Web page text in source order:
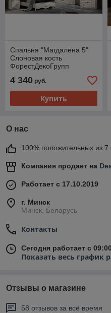
Спальня "Магдалена 5"
Слоновая кость
ФорестДекоГрупп
4 340 руб.
Купить
О нас
100% положительных из 7
Компания продает на
Работает с 17.10.2019
г. Минск
Минск, Беларусь
Контакты
Сегодня работает с
Показать весь график
Отзывы о магазине
58 отзывов за всё время